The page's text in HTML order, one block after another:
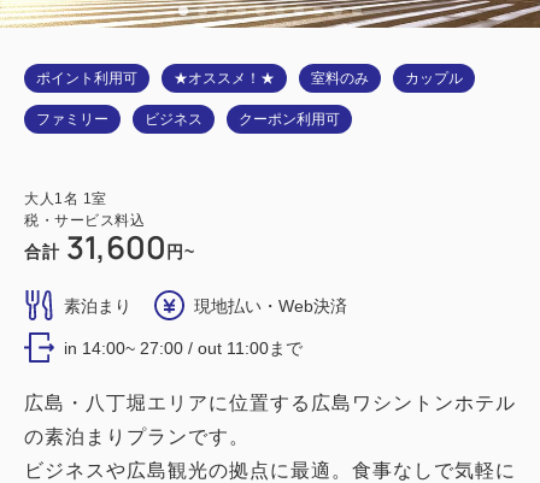
ポイント利用可 ★オススメ！★ 室料のみ カップル
ファミリー ビジネス クーポン利用可
大人 1名 1室
税・サービス料込
合計 31,600 円~
素泊まり 現地払い・Web決済
in 14:00~ 27:00 / out 11:00まで
広島・八丁堀エリアに位置する広島ワシントンホテル
の素泊まりプランです。
ビジネスや広島観光の拠点に最適。食事なしで気軽に